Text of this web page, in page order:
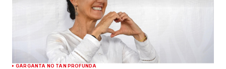
GARGANTA NO TAN PROFUNDA